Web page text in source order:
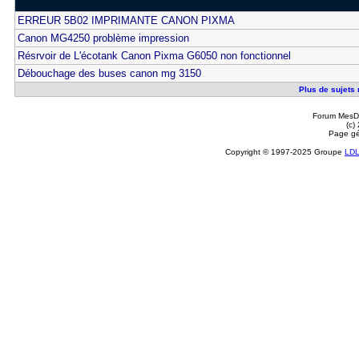
ERREUR 5B02 IMPRIMANTE CANON PIXMA
Canon MG4250 problème impression
Résrvoir de L'écotank Canon Pixma G6050 non fonctionnel
Débouchage des buses canon mg 3150
Plus de sujets
Forum
(c)
Page
Copyright © 1997-2025 Groupe